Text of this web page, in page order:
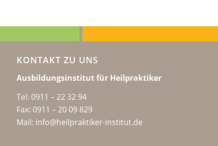
KONTAKT ZU UNS
Ausbildungsinstitut für Heilpraktiker
Tel: 0911 – 22 32 94
Fax: 0911 – 20 09 829
Mail: info@heilpraktiker-institut.de